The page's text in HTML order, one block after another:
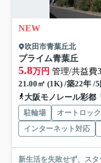
NEW
吹田市青葉丘北
プライム青葉丘
5.8万円 管理/共益費
21.00㎡ (1K) /築22年 /
大阪モノレール彩都
駐輪場 オートロック
インターネット対応
新生活を失敗せず、スタ